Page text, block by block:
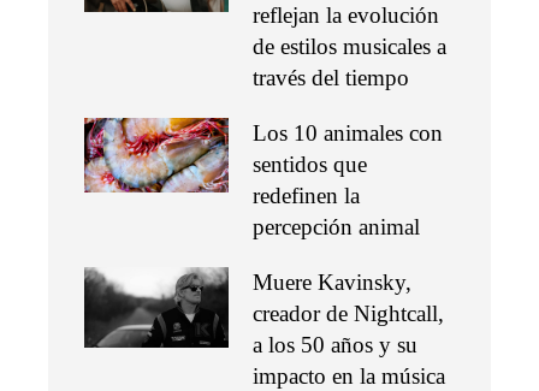
reflejan la evolución
de estilos musicales a
través del tiempo
Los 10 animales con
sentidos que
redefinen la
percepción animal
Muere Kavinsky,
creador de Nightcall,
a los 50 años y su
impacto en la música